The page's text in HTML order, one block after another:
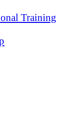
Training